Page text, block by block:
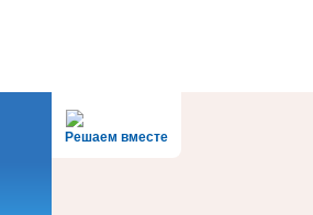
Решаем вместе